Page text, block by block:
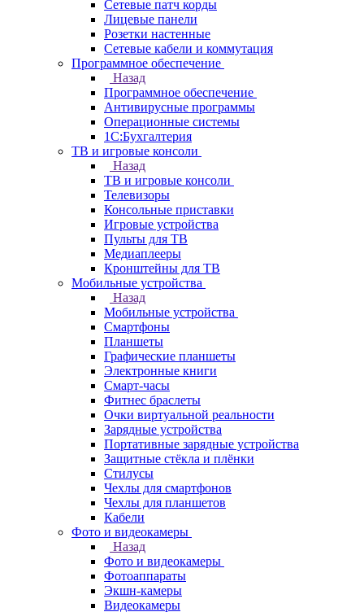
Сетевые патч корды
Лицевые панели
Розетки настенные
Сетевые кабели и коммутация
Программное обеспечение
Назад
Программное обеспечение
Антивирусные программы
Операционные системы
1С:Бухгалтерия
ТВ и игровые консоли
Назад
ТВ и игровые консоли
Телевизоры
Консольные приставки
Игровые устройства
Пульты для ТВ
Медиаплееры
Кронштейны для ТВ
Мобильные устройства
Назад
Мобильные устройства
Смартфоны
Планшеты
Графические планшеты
Электронные книги
Смарт-часы
Фитнес браслеты
Очки виртуальной реальности
Зарядные устройства
Портативные зарядные устройства
Защитные стёкла и плёнки
Стилусы
Чехлы для смартфонов
Чехлы для планшетов
Кабели
Фото и видеокамеры
Назад
Фото и видеокамеры
Фотоаппараты
Экшн-камеры
Видеокамеры